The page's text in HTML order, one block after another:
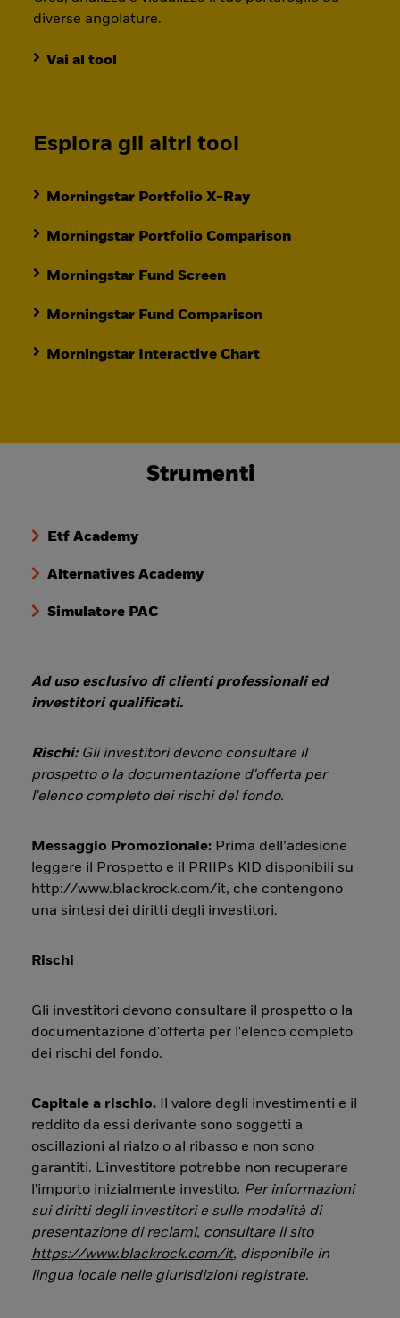
diverse angolature.
Vai al tool
Esplora gli altri tool
Morningstar Portfolio X-Ray
Morningstar Portfolio Comparison
Morningstar Fund Screen
Morningstar Fund Comparison
Morningstar Interactive Chart
Strumenti
Etf Academy
Alternatives Academy
Simulatore PAC
Ad uso esclusivo di clienti professionali ed
investitori qualificati.
Rischi: Gli investitori devono consultare il
prospetto o la documentazione d'offerta per
l'elenco completo dei rischi del fondo.
Messaggio Promozionale: Prima dell’adesione
leggere il Prospetto e il PRIIPs KID disponibili su
http://www.blackrock.com/it, che contengono
una sintesi dei diritti degli investitori.
Rischi
Gli investitori devono consultare il prospetto o la
documentazione d'offerta per l'elenco completo
dei rischi del fondo.
Capitale a rischio. Il valore degli investimenti e il
reddito da essi derivante sono soggetti a
oscillazioni al rialzo o al ribasso e non sono
garantiti. L'investitore potrebbe non recuperare
l'importo inizialmente investito. Per informazioni
sui diritti degli investitori e sulle modalità di
presentazione di reclami, consultare il sito
https://www.blackrock.com/it, disponibile in
lingua locale nelle giurisdizioni registrate.